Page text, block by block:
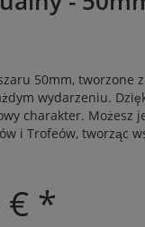
50mm, tworzone
wydarzeniu.
charakter. Możesz
i Trofeów, tworząc
€ *